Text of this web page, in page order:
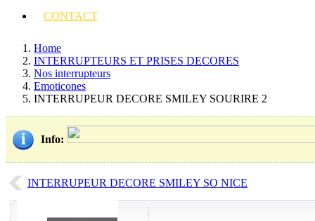
CONTACT
Home
INTERRUPTEURS ET PRISES DECORES
Nos interrupteurs
Emoticones
INTERRUPEUR DECORE SMILEY SOURIRE 2
Info:
INTERRUPEUR DECORE SMILEY SO NICE